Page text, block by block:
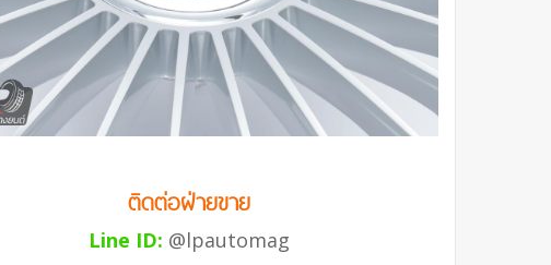
ติดต่อฝ่ายขาย
Line ID: @lpautomag